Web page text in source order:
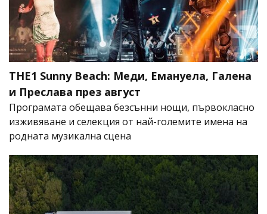
THE1 Sunny Beach: Меди, Емануела, Галена
и Преслава през август
Програмата обещава безсънни нощи, първокласно
изживяване и селекция от най-големите имена на
родната музикална сцена